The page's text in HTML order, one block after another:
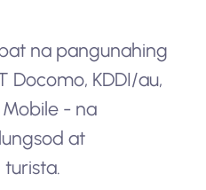
na pangunahing
KDDI/au,
- na
at